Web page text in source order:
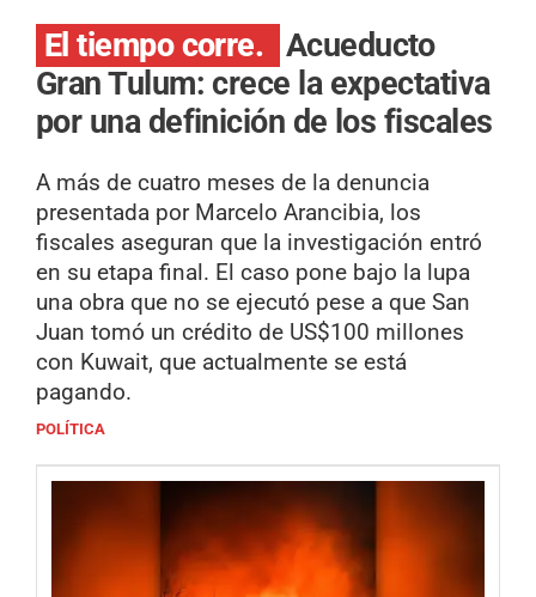
El tiempo corre. Acueducto
Gran Tulum: crece la expectativa
por una definición de los fiscales
A más de cuatro meses de la denuncia
presentada por Marcelo Arancibia, los
fiscales aseguran que la investigación entró
en su etapa final. El caso pone bajo la lupa
una obra que no se ejecutó pese a que San
Juan tomó un crédito de US$100 millones
con Kuwait, que actualmente se está
pagando.
POLÍTICA